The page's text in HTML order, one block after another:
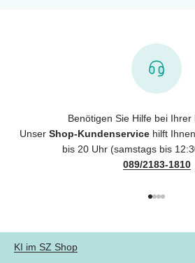
Benötigen Sie Hilfe bei Ihrer
Unser Shop-Kundenservicehilft
bis 20 Uhr (samstags bis
089/2183-1810
KI im SZ Shop